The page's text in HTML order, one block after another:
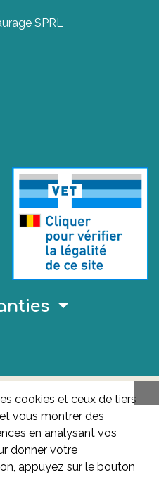
SPRL
cookies et ceux de tiers
vous montrer des
en analysant vos
donner votre
appuyez sur le bouton
en matière de